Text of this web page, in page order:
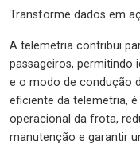
Transforme dados em
A telemetria contribui
passageiros, permitindo
e o modo de condução
eficiente da telemetria,
operacional da frota,
manutenção e garantir